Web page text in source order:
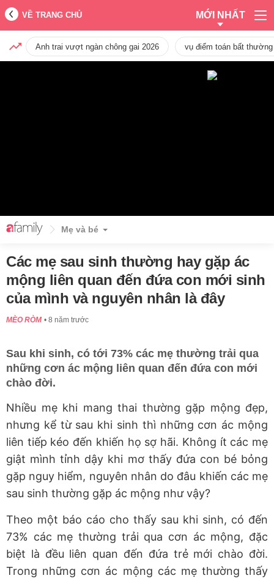
VỀ TRANG CHỦ MỚI NHẤT
Anh trai vượt ngàn chông gai 2026 vụ điểm toán bất
Mẹ và bé
Các mẹ sau sinh thường hay gặp ác
mộng liên quan đến đứa con mới sinh
của mình và nguyên nhân là đây
MÈO RÒM 8 năm trước
Sau khi sinh, có tới 73% các mẹ thường trải qua
những cơn ác mộng liên quan đến đứa con mới
chào đời.
Nhiều mẹ khi mang thai thường gặp mộng đẹp,
nhưng kể từ sau khi sinh thì những cơn ác mộng
liên tiếp kéo đến khiến họ sợ hãi. Không ít các mẹ
giật mình tỉnh dậy khi mơ thấy đứa con bé bỏng
gặp nguy hiểm, nguyên nhân do đâu khiến các mẹ
sau sinh thường gặp ác mộng như vậy?
Theo một báo cáo cho thấy sau khi sinh, có đến
73% các mẹ thường trải qua cơn ác mộng, đặc
biệt là đều liên quan đến đứa trẻ mới chào đời.
Trong những cơn ác mộng các mẹ thường thấy